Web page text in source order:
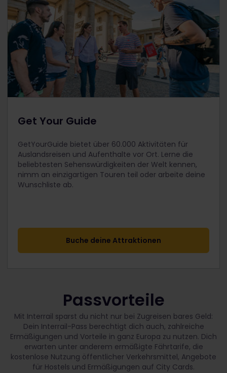
Get Your Guide
GetYourGuide bietet über 60.000 Aktivitäten für
Auslandsreisen und Aufenthalte vor Ort. Lerne die
beliebtesten Sehenswürdigkeiten der Welt kennen,
nimm an einzigartigen Touren teil oder arbeite deine
Wunschliste ab.
Buche deine Attraktionen
Passvorteile
Mit Interrail sparst du nicht nur bei Zugreisen bares Geld:
Dein Interrail-Pass berechtigt dich auch, zahlreiche
Ermäßigungen und Vorteile in ganz Europa zu nutzen. Dich
erwarten unter anderem ermäßigte Fährtarife, die
kostenlose Nutzung öffentlicher Verkehrsmittel, Angebote
für Hostels und Ermäßigungen auf City Cards.